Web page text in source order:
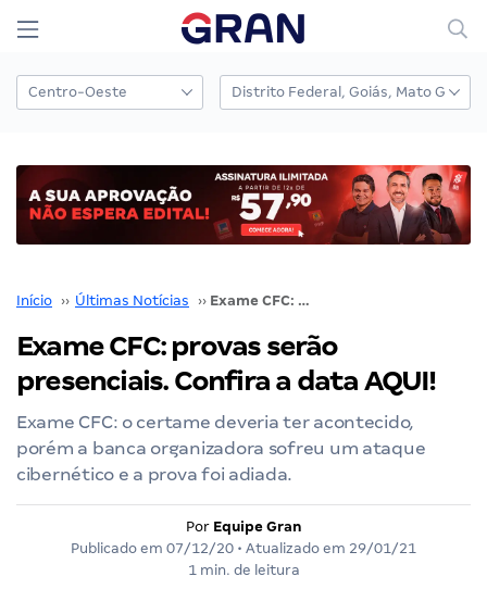
Início ›› Últimas Notícias ›› Exame CFC: provas serão presenciais. Confira a data AQUI!
Exame CFC: provas serão
presenciais. Confira a data AQUI!
Exame CFC: o certame deveria ter acontecido,
porém a banca organizadora sofreu um ataque
cibernético e a prova foi adiada.
Por Equipe Gran
Publicado em 07/12/20 • Atualizado em 29/01/21
1 min. de leitura